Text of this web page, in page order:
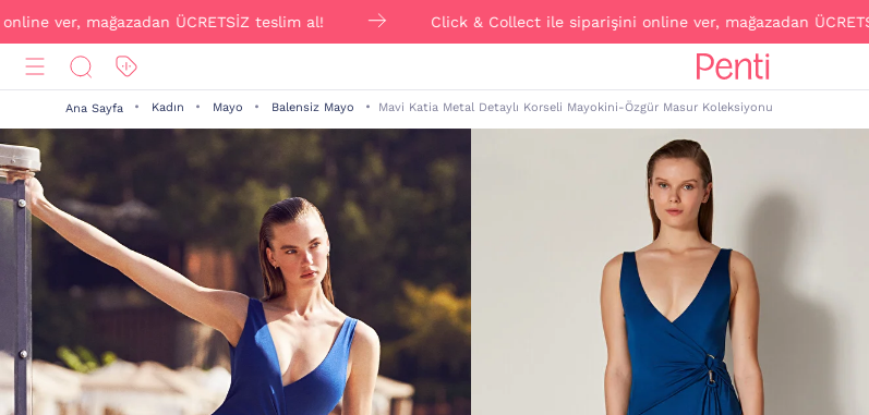
mağazadan ÜCRETSİZ teslim al! Click & Collect ile siparişini online ver, mağazadan ÜCRETSİZ
Ana Sayfa Kadın Mayo Balensiz Mayo Mavi Katia Metal Detaylı Korseli Mayokini-Özgür Masur Koleksiyonu